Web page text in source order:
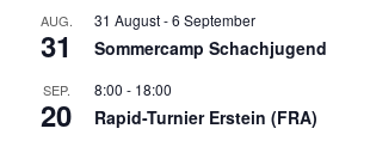
AUG.
31
31 August-6 September
Sommercamp Schachjugend
SEP.
20
8:00 - 18:00
Rapid-Turnier Erstein (FRA)